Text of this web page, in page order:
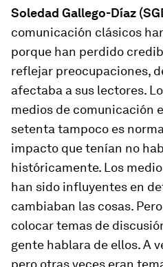
Soledad Gallego-Díaz
comunicación clásicos
porque han perdido
reflejar preocupaciones,
afectaba a sus lectores.
medios de comunicación
setenta tampoco es
impacto que tenían no
históricamente. Los
han sido influyentes en
cambiaban las cosas.
colocar temas de
gente hablara de ellos. A
pero otras veces eran